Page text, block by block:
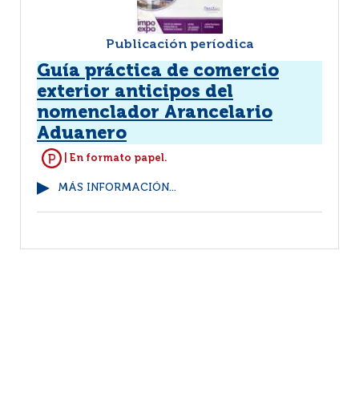
Publicación períodica
Guía práctica de comercio
exterior anticipos del
nomenclador Arancelario
Aduanero
| En formato papel.
MÁS INFORMACIÓN...